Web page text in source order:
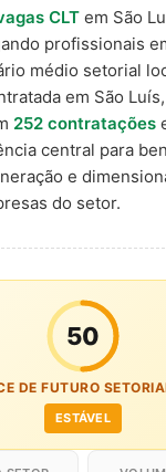
CLT em São
profissionais
médio setorial
em São
252 contratações
central para
e
do setor.
50
DE FUTURO
ESTÁVEL